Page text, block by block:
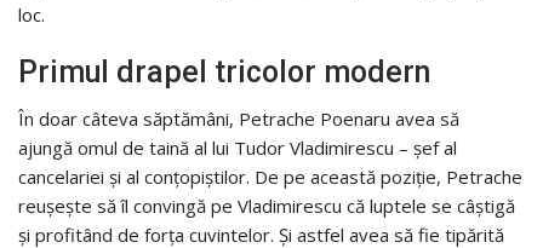
loc.
Primul drapel tricolor modern
În doar câteva săptămâni, Petrache Poenaru avea să
ajungă omul de taină al lui Tudor Vladimirescu – șef al
cancelariei și al conțopiștilor. De pe această poziție, Petrache
reușește să îl convingă pe Vladimirescu că luptele se câștigă
și profitând de forța cuvintelor. Și astfel avea să fie tipărită